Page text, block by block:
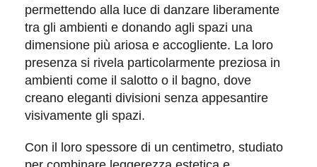
permettendo alla luce di danzare liberamente
tra gli ambienti e donando agli spazi una
dimensione più ariosa e accogliente. La loro
presenza si rivela particolarmente preziosa in
ambienti come il salotto o il bagno, dove
creano eleganti divisioni senza appesantire
visivamente gli spazi.
Con il loro spessore di un centimetro, studiato